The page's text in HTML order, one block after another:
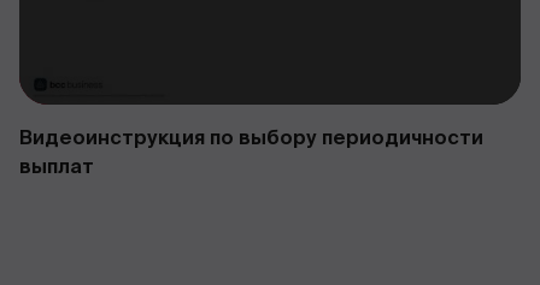
Видеоинструкция по выбору периодичности
выплат